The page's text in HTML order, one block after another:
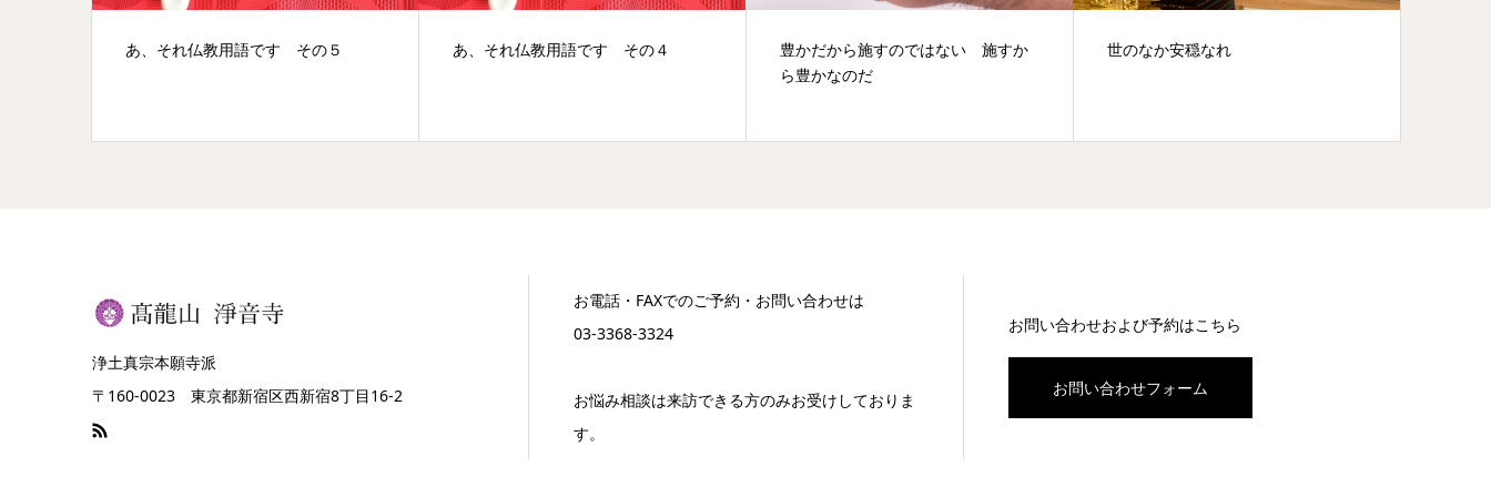
あ、それ仏教用語です その５ あ、それ仏教用語です その４
豊かだから施すのではない 施すか
ら豊かなのだ
世のなか安穏なれ
浄土真宗本願寺派
〒160-0023 東京都新宿区西新宿8丁目16-2
お電話・FAXでのご予約・お問い合わせは
03-3368-3324
お悩み相談は来訪できる方のみお受けしておりま
す。
お問い合わせおよび予約はこちら
お問い合わせフォーム